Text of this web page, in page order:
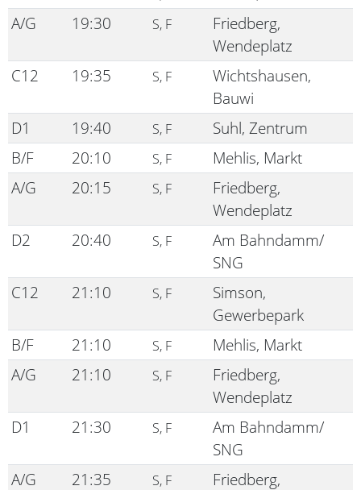
A/G
19:30 S, F
Friedberg,
Wendeplatz
C12
19:35 S, F
Wichtshausen,
Bauwi
D1
19:40 S, F
Suhl, Zentrum
B/F
20:10 S, F
Mehlis, Markt
A/G
20:15 S, F
Friedberg,
Wendeplatz
D2
20:40 S, F
Am Bahndamm/
SNG
C12
21:10 S, F
Simson,
Gewerbepark
B/F
21:10 S, F
Mehlis, Markt
A/G
21:10 S, F
Friedberg,
Wendeplatz
D1
21:30 S, F
Am Bahndamm/
SNG
A/G
21:35 S, F
Friedberg,